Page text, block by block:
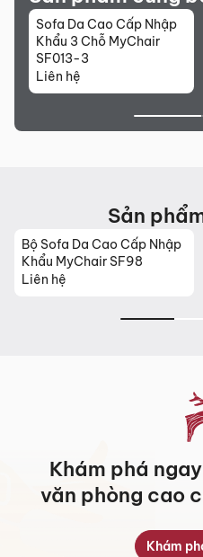
Sofa Da Cao Cấp Nhập
Khẩu 3 Chỗ MyChair
SF013-3
Liên hệ
Sản
Bộ Sofa Da Cao Cấp Nhập
Khẩu MyChair SF98
Liên hệ
Khám phá
văn phòng cao
Khám